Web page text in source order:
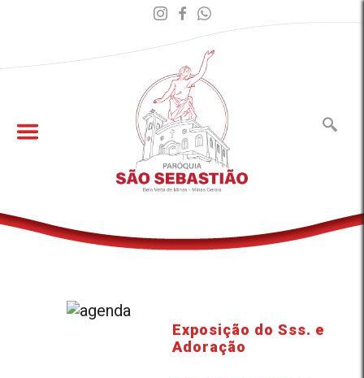
Exposição do Sss. e
Adoração